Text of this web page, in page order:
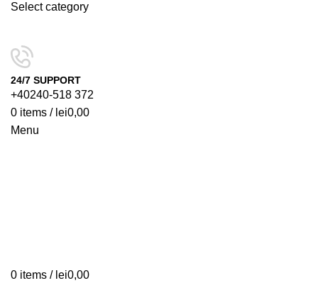
Select category
24/7 SUPPORT
+40240-518 372
0 items / lei0,00
Menu
0 items / lei0,00